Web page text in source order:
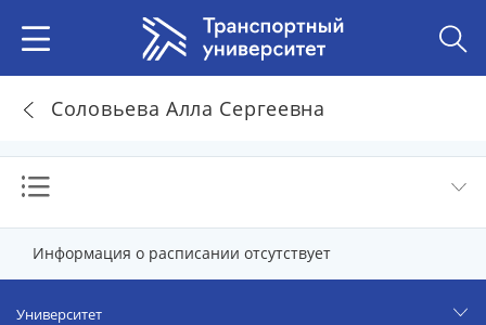
Соловьева Алла Сергеевна
Информация о расписании отсутствует
Университет